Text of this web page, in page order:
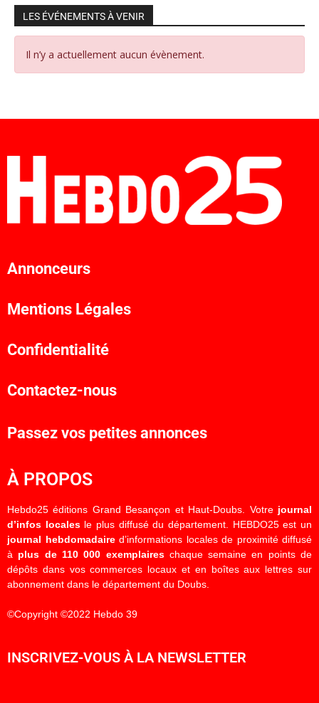
LES ÉVÉNEMENTS À VENIR
Il n’y a actuellement aucun évènement.
Annonceurs
Mentions Légales
Confidentialité
Contactez-nous
Passez vos petites annonces
À PROPOS
Hebdo25 éditions Grand Besançon et Haut-Doubs. Votre journal
d’infos localesle plus diffusé du département. HEBDO25 est un
journal hebdomadaired’informations locales de proximité diffusé
à plus de 110 000 exemplaireschaque semaine en points de
dépôts dans vos commerces locaux et en boîtes aux lettres sur
abonnement dans le département du Doubs.
©Copyright ©2022 Hebdo 39
INSCRIVEZ-VOUS À LA NEWSLETTER